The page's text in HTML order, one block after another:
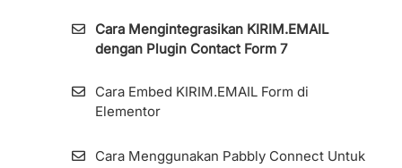
Cara Mengintegrasikan KIRIM.EMAIL
dengan Plugin Contact Form 7
Cara Embed KIRIM.EMAIL Form di
Elementor
Cara Menggunakan Pabbly Connect Untuk